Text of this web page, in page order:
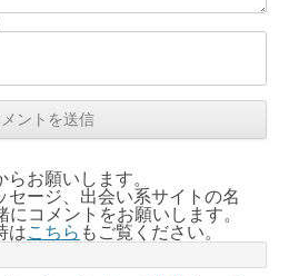
らお願いします。
ージ、出会い系サイトの名
コメントをお願いします。
はこちら もご覧ください。